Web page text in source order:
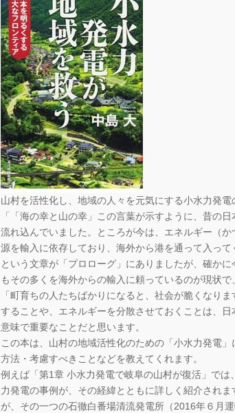
山村を活性化し、地域の人々を元気にする小水力発電
「「海の幸と山の幸」この言葉が示すように、昔の
流れ込んでいました。ところが今は、エネルギー（
源を輸入に依存しており、海外から港を通って入って
という文章が「プロローグ」にありましたが、確か
もその多くを海外からの輸入に頼っているのが現状
「町育ちの人たちばかりになると、社会が脆くなり
することや、エネルギーを分散させておくことは、
意味で重要なことだと思います。
この本は、山村の地域活性化のための「小水力発電
方法・考慮すべきことなどを教えてくれます。
例えば「第1章 小水力発電で岐阜の山村が復活」で
力発電の事例が、その経緯とともに詳しく紹介され
が、その一つの石徹白番場清流発電所（2016年６月